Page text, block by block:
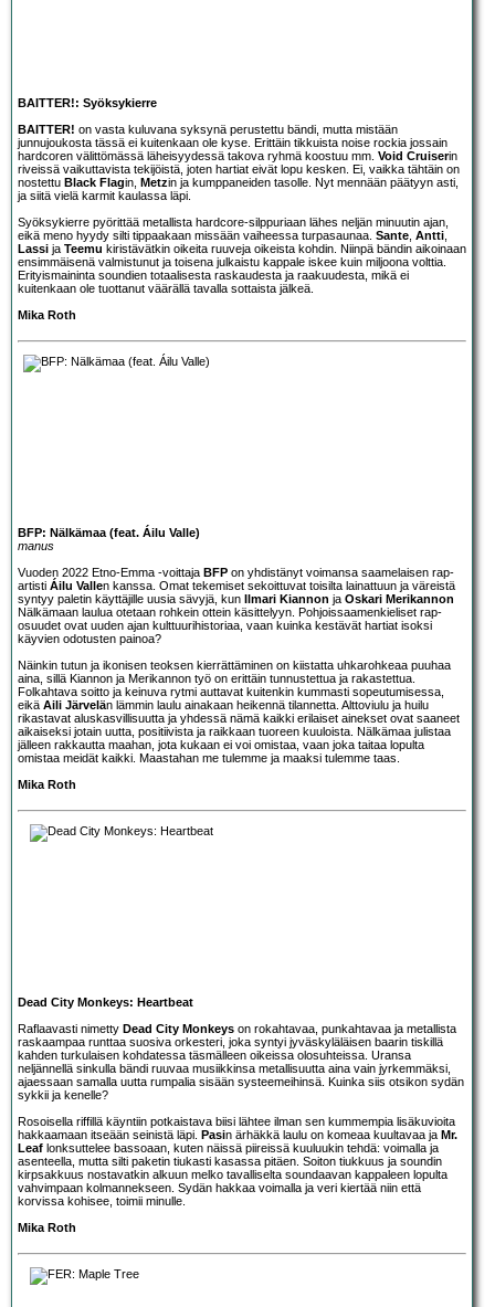
BAITTER!: Syöksykierre
BAITTER! on vasta kuluvana syksynä perustettu bändi, mutta mistään
junnujoukosta tässä ei kuitenkaan ole kyse. Erittäin tikkuista noise rockia jossain
hardcoren välittömässä läheisyydessä takova ryhmä koostuu mm. Void Cruiserin
riveissä vaikuttavista tekijöistä, joten hartiat eivät lopu kesken. Ei, vaikka tähtäin on
nostettu Black Flagin, Metzin ja kumppaneiden tasolle. Nyt mennään päätyyn asti,
ja siitä vielä karmit kaulassa läpi.
Syöksykierre pyörittää metallista hardcore-silppuriaan lähes neljän minuutin ajan,
eikä meno hyydy silti tippaakaan missään vaiheessa turpasaunaa. Sante Antti
Lassi ja Teemu kiristävätkin oikeita ruuveja oikeista kohdin. Niinpä bändin aikoinaan
ensimmäisenä valmistunut ja toisena julkaistu kappale iskee kuin miljoona volttia.
Erityismaininta soundien totaalisesta raskaudesta ja raakuudesta, mikä ei
kuitenkaan ole tuottanut väärällä tavalla sottaista jälkeä.
Mika Roth
BFP: Nälkämaa (feat. Áilu Valle)
manus
Vuoden 2022 Etno-Emma -voittaja BFP on yhdistänyt voimansa saamelaisen rap-
artisti Áilu Vallen kanssa. Omat tekemiset sekoittuvat toisilta lainattuun ja väreistä
syntyy paletin käyttäjille uusia sävyjä, kun Ilmari Kiannon ja Oskari Merikannon
Nälkämaan laulua otetaan rohkein ottein käsittelyyn. Pohjoissaamenkieliset rap-
osuudet ovat uuden ajan kulttuurihistoriaa, vaan kuinka kestävät hartiat isoksi
käyvien odotusten painoa?
Näinkin tutun ja ikonisen teoksen kierrättäminen on kiistatta uhkarohkeaa puuhaa
aina, sillä Kiannon ja Merikannon työ on erittäin tunnustettua ja rakastettua.
Folkahtava soitto ja keinuva rytmi auttavat kuitenkin kummasti sopeutumisessa,
eikä Aili Järvelän lämmin laulu ainakaan heikennä tilannetta. Alttoviulu ja huilu
rikastavat aluskasvillisuutta ja yhdessä nämä kaikki erilaiset ainekset ovat saaneet
aikaiseksi jotain uutta, positiivista ja raikkaan tuoreen kuuloista. Nälkämaa julistaa
jälleen rakkautta maahan, jota kukaan ei voi omistaa, vaan joka taitaa lopulta
omistaa meidät kaikki. Maastahan me tulemme ja maaksi tulemme taas.
Mika Roth
Dead City Monkeys: Heartbeat
Raflaavasti nimetty Dead City Monkeys on rokahtavaa, punkahtavaa ja metallista
raskaampaa runttaa suosiva orkesteri, joka syntyi jyväskyläläisen baarin tiskillä
kahden turkulaisen kohdatessa täsmälleen oikeissa olosuhteissa. Uransa
neljännellä sinkulla bändi ruuvaa musiikkinsa metallisuutta aina vain jyrkemmäksi,
ajaessaan samalla uutta rumpalia sisään systeemeihinsä. Kuinka siis otsikon sydän
sykkii ja kenelle?
Rosoisella riffillä käyntiin potkaistava biisi lähtee ilman sen kummempia lisäkuvioita
hakkaamaan itseään seinistä läpi. Pasin ärhäkkä laulu on komeaa kuultavaa ja Mr.
Leaf lonksuttelee bassoaan, kuten näissä piireissä kuuluukin tehdä: voimalla ja
asenteella, mutta silti paketin tiukasti kasassa pitäen. Soiton tiukkuus ja soundin
kirpsakkuus nostavatkin alkuun melko tavalliselta soundaavan kappaleen lopulta
vahvimpaan kolmannekseen. Sydän hakkaa voimalla ja veri kiertää niin että
korvissa kohisee, toimii minulle.
Mika Roth